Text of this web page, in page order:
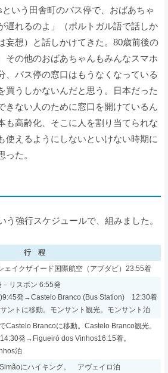
という田舎町のバス停で、おばあちゃ
遅れるのよ」（ポルトガル語で話しか
妄想）と話しかけてきた。80歳前後の
その他のおばあちゃんもみんなスマホ
、バス停の窓口はもうなくなっている
買うしかないんだと思う。日本だった
きない人のために窓口を開けているん
も高齢化、そこに人を割り当てられな
使えるようにしないといけない時期に
った。
う強行スケジュールで、組みました。
行 程
ェイクザイード国際航空（アブダビ）23:55着
リスボン 6:55発
発→Castelo Branco (Bus Station) 12:30着
ントに移動。モンサント観光。モンサント泊
Castelo Brancoに移動。Castelo Branco観光。
発→Figueiró dos Vinhos16:15着。
泊
にハイキング。 アヴェイロ泊